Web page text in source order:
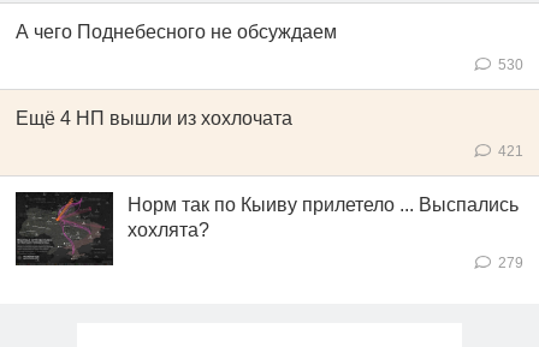
А чего Поднебесного не обсуждаем
530
Ещё 4 НП вышли из хохлочата
421
Норм так по Кыиву прилетело ... Выспались
хохлята?
279